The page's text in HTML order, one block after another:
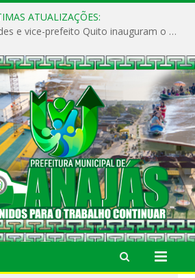
ATUALIZAÇÕES:
Prefeito Vivaldo Mendes e vice-prefeito Quito inauguram o CAPS e fortalecem a saúde pública em Anajás.